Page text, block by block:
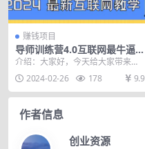
赚钱项目
导师训练营4.0互联网最牛逼的
项目没有之一，新手小白必学
介绍：大家好，今天给大家带来的
项目是互联网最牛逼的项目导师训
练营，这是互联网的尽...
2024-02-26 178 9.9
作者信息
创业资源